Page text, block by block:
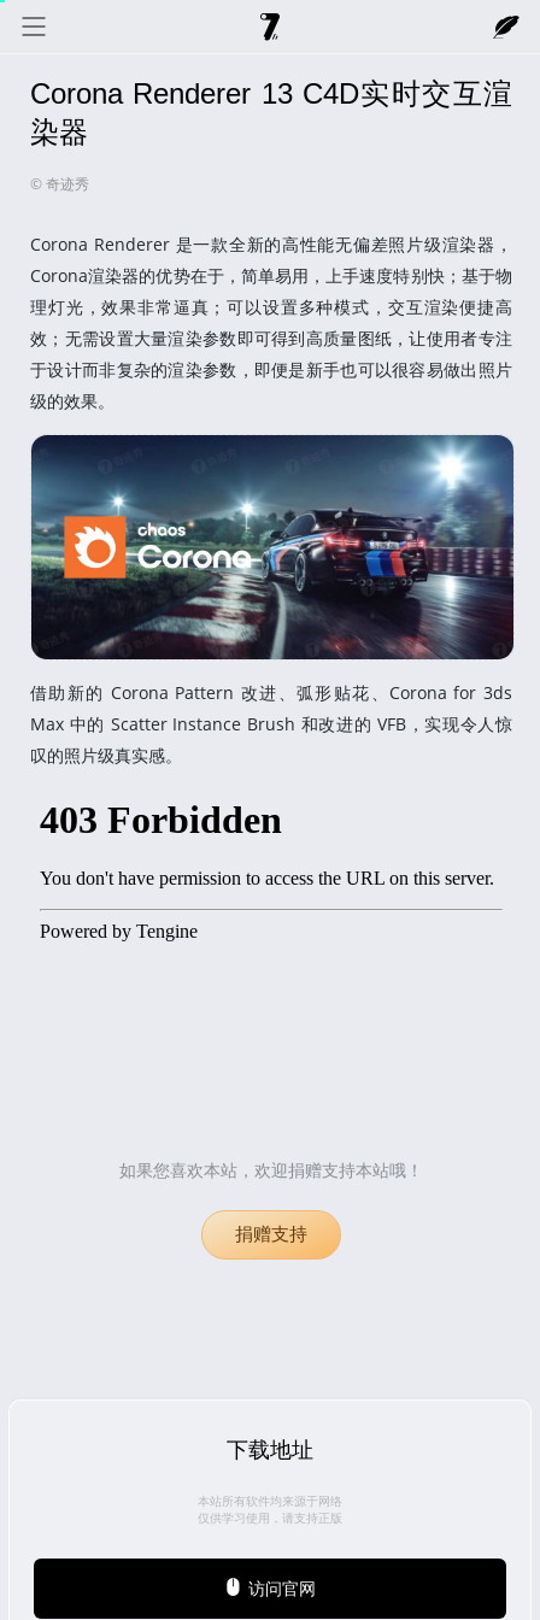
奇迹秀 关于我 记录线
色彩库
Corona Renderer 13 C4D实时交互渲
染器
© 奇迹秀
Corona Renderer 是一款全新的高性能无偏差照片级渲染器，
Corona渲染器的优势在于，简单易用，上手速度特别快；基于物
理灯光，效果非常逼真；可以设置多种模式，交互渲染便捷高
效；无需设置大量渲染参数即可得到高质量图纸，让使用者专注
于设计而非复杂的渲染参数，即便是新手也可以很容易做出照片
级的效果。
借助新的 Corona Pattern 改进、弧形贴花、Corona for 3ds
Max 中的 Scatter Instance Brush 和改进的 VFB，实现令人惊
叹的照片级真实感。
如果您喜欢本站，欢迎捐赠支持本站哦！
捐赠支持
下载地址
本站所有软件均来源于网络
仅供学习使用，请支持正版
访问官网